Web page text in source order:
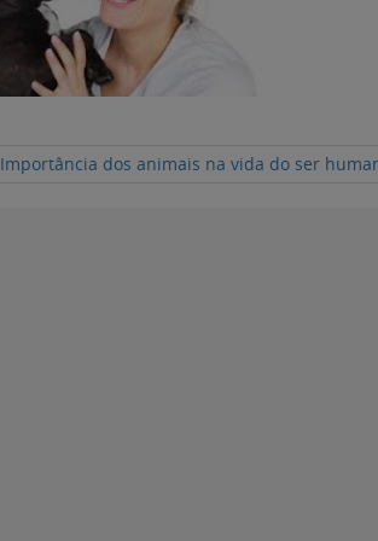
Importância dos animais na vida do ser